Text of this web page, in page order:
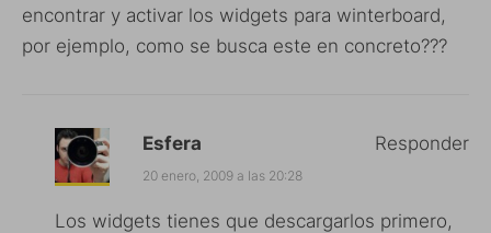
encontrar y activar los widgets para winterboard,
por ejemplo, como se busca este en concreto???
Esfera
20 enero, 2009 a las 20:28
Los widgets tienes que descargarlos primero,
Responder